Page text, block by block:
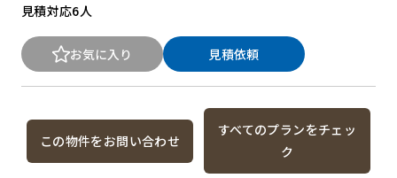
見積対応6人
お気に入り 見積依頼
この物件をお問い合わせ
すべてのプランをチェッ
ク